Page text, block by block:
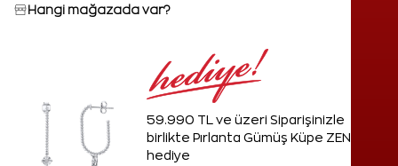
Hangi mağazada var?
59.990 TL ve üzeri Siparişinizle
birlikte Pırlanta Gümüş Küpe ZEN'den
hediye